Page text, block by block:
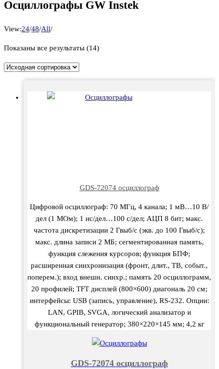
Осциллографы GW Instek
View:24/48/All/
Показаны все результаты (14)
GDS-72074 осциллограф
Цифровой осциллограф: 70 МГц, 4 канала; 1 мВ…10 В/
дел (1 МОм); 1 нс/дел…100 с/дел; АЦП 8 бит; макс.
частота дискретизации 2 Гвыб/с (экв. до 100 Гвыб/с);
макс. длина записи 2 МБ; сегментированная память,
функция слежения курсоров; функция БПФ;
расширенная синхронизация (фронт, длит., ТВ, событ.,
поперем.); вход внешн. синхр.; память 20 осциллограмм,
20 профилей; TFT дисплей (800×600) диагональ 20 см;
интерфейсы: USB (запись, управление), RS-232. Опции:
LAN, GPIB, SVGA, логический анализатор и
функциональный генератор; 380×220×145 мм; 4,2 кг
GDS-72074 осциллограф